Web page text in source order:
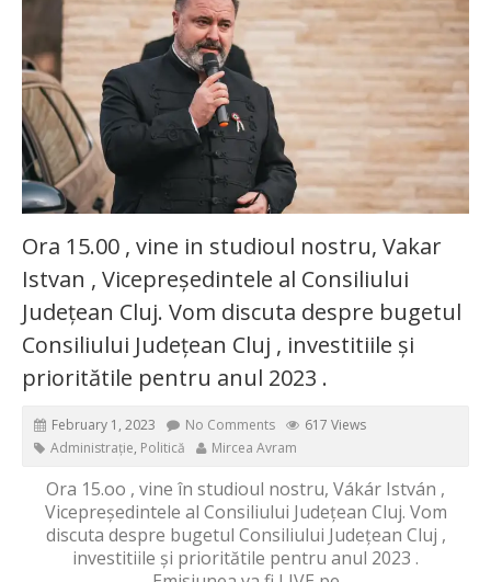
Ora 15.00 , vine in studioul nostru, Vakar
Istvan , Vicepreședintele al Consiliului
Județean Cluj. Vom discuta despre bugetul
Consiliului Județean Cluj , investitiile și
prioritătile pentru anul 2023 .
February 1, 2023 No Comments
617 Views
Administrație, Politică Mircea Avram
Ora 15.oo , vine în studioul nostru, Vákár István ,
Vicepreședintele al Consiliului Județean Cluj. Vom
discuta despre bugetul Consiliului Județean Cluj ,
investitiile și prioritătile pentru anul 2023 .